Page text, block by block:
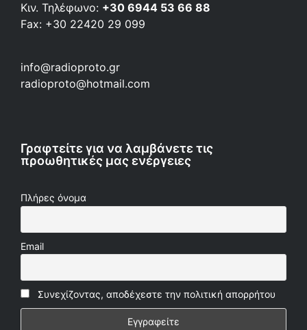
Κιν. Τηλέφωνο: +30 6944 53 66 88
Fax: +30 22420 29 099
info@radioproto.gr
radioproto@hotmail.com
Γραφτείτε για να λαμβάνετε τις
προωθητικές μας ενέργειες
Πλήρες όνομα
Email
Συνεχίζοντας, αποδέχεστε την πολιτική απορρήτου